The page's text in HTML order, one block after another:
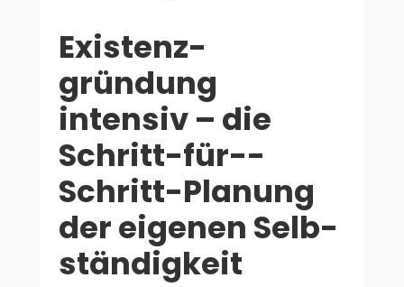
Existenz­
gründung
intensiv – die
Schritt-für-­
Schritt-Planung
der eigenen Selb­
ständigkeit